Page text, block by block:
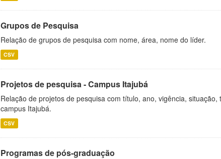
Grupos de Pesquisa
Relação de grupos de pesquisa com nome, área, nome do líder.
CSV
Projetos de pesquisa - Campus Itajubá
Relação de projetos de pesquisa com título, ano, vigência,
campus Itajubá.
CSV
Programas de pós-graduação